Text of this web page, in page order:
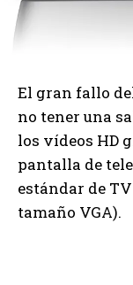
El gran fallo
no tener una
los vídeos HD
pantalla de
estándar de
tamaño VGA).